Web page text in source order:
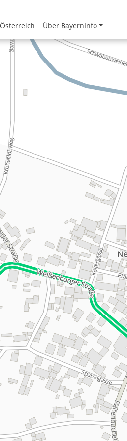
Österreich Über BayernInfo